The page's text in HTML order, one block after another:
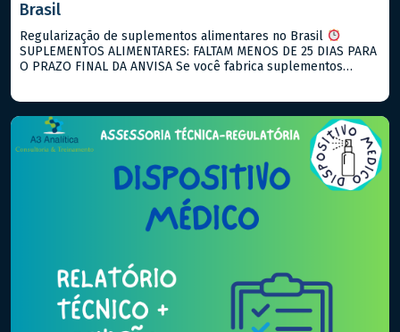
Brasil
Regularização de suplementos alimentares no Brasil
SUPLEMENTOS ALIMENTARES: FALTAM MENOS DE 25 DIAS PARA
O PRAZO FINAL DA ANVISA Se você fabrica suplementos
990/2025: descreve […]